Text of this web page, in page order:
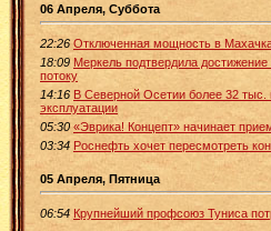
06 Апреля, Суббота
22:26 Отключенная мощность в
18:09 Меркель подтвердила
потоку
14:16 В Северной Осетии более 32 тыс.
эксплуатации
05:30 «Эврика! Концепт» начинает
03:34 Роснефть хочет пересмотреть
05 Апреля, Пятница
06:54 Крупнейший профсоюз Туниса